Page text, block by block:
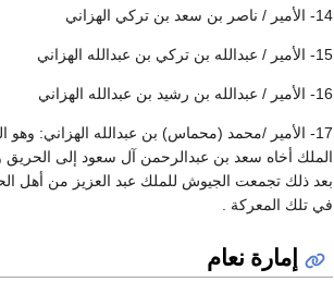
14- الأمير / ناصر بن سعد بن تركي الهزاني
15- الأمير / عبدالله بن تركي بن عبدالله الهزاني
16- الأمير / عبدالله بن رشيد بن عبدالله الهزاني
17- الأمير /محمد (محماس) بن عبدالله الهزاني:
الملك أخاه سعد بن عبدالرحمن آل سعود إلى الحريق
بعد ذلك تجمعت الجيوش للملك عبد العزيز من أهل
في تلك المعركة .
إمارة نعام